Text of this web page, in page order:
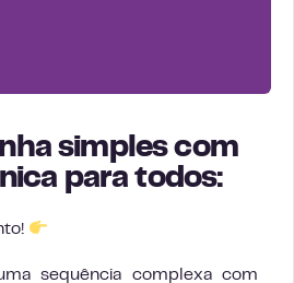
simples com
para todos:
sequência complexa com